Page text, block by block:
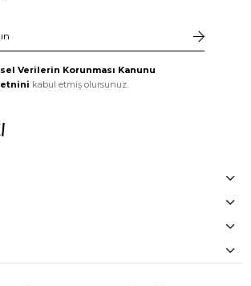
Verilerin Korunması Kanunu
kabul etmiş olursunuz.